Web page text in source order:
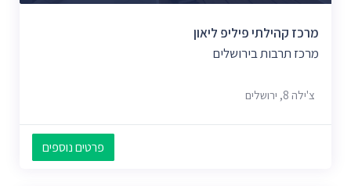
מרכז קהילתי פיליפ ליאון
מרכז תרבות בירושלים
צ'ילה 8, ירושלים
פרטים נוספים